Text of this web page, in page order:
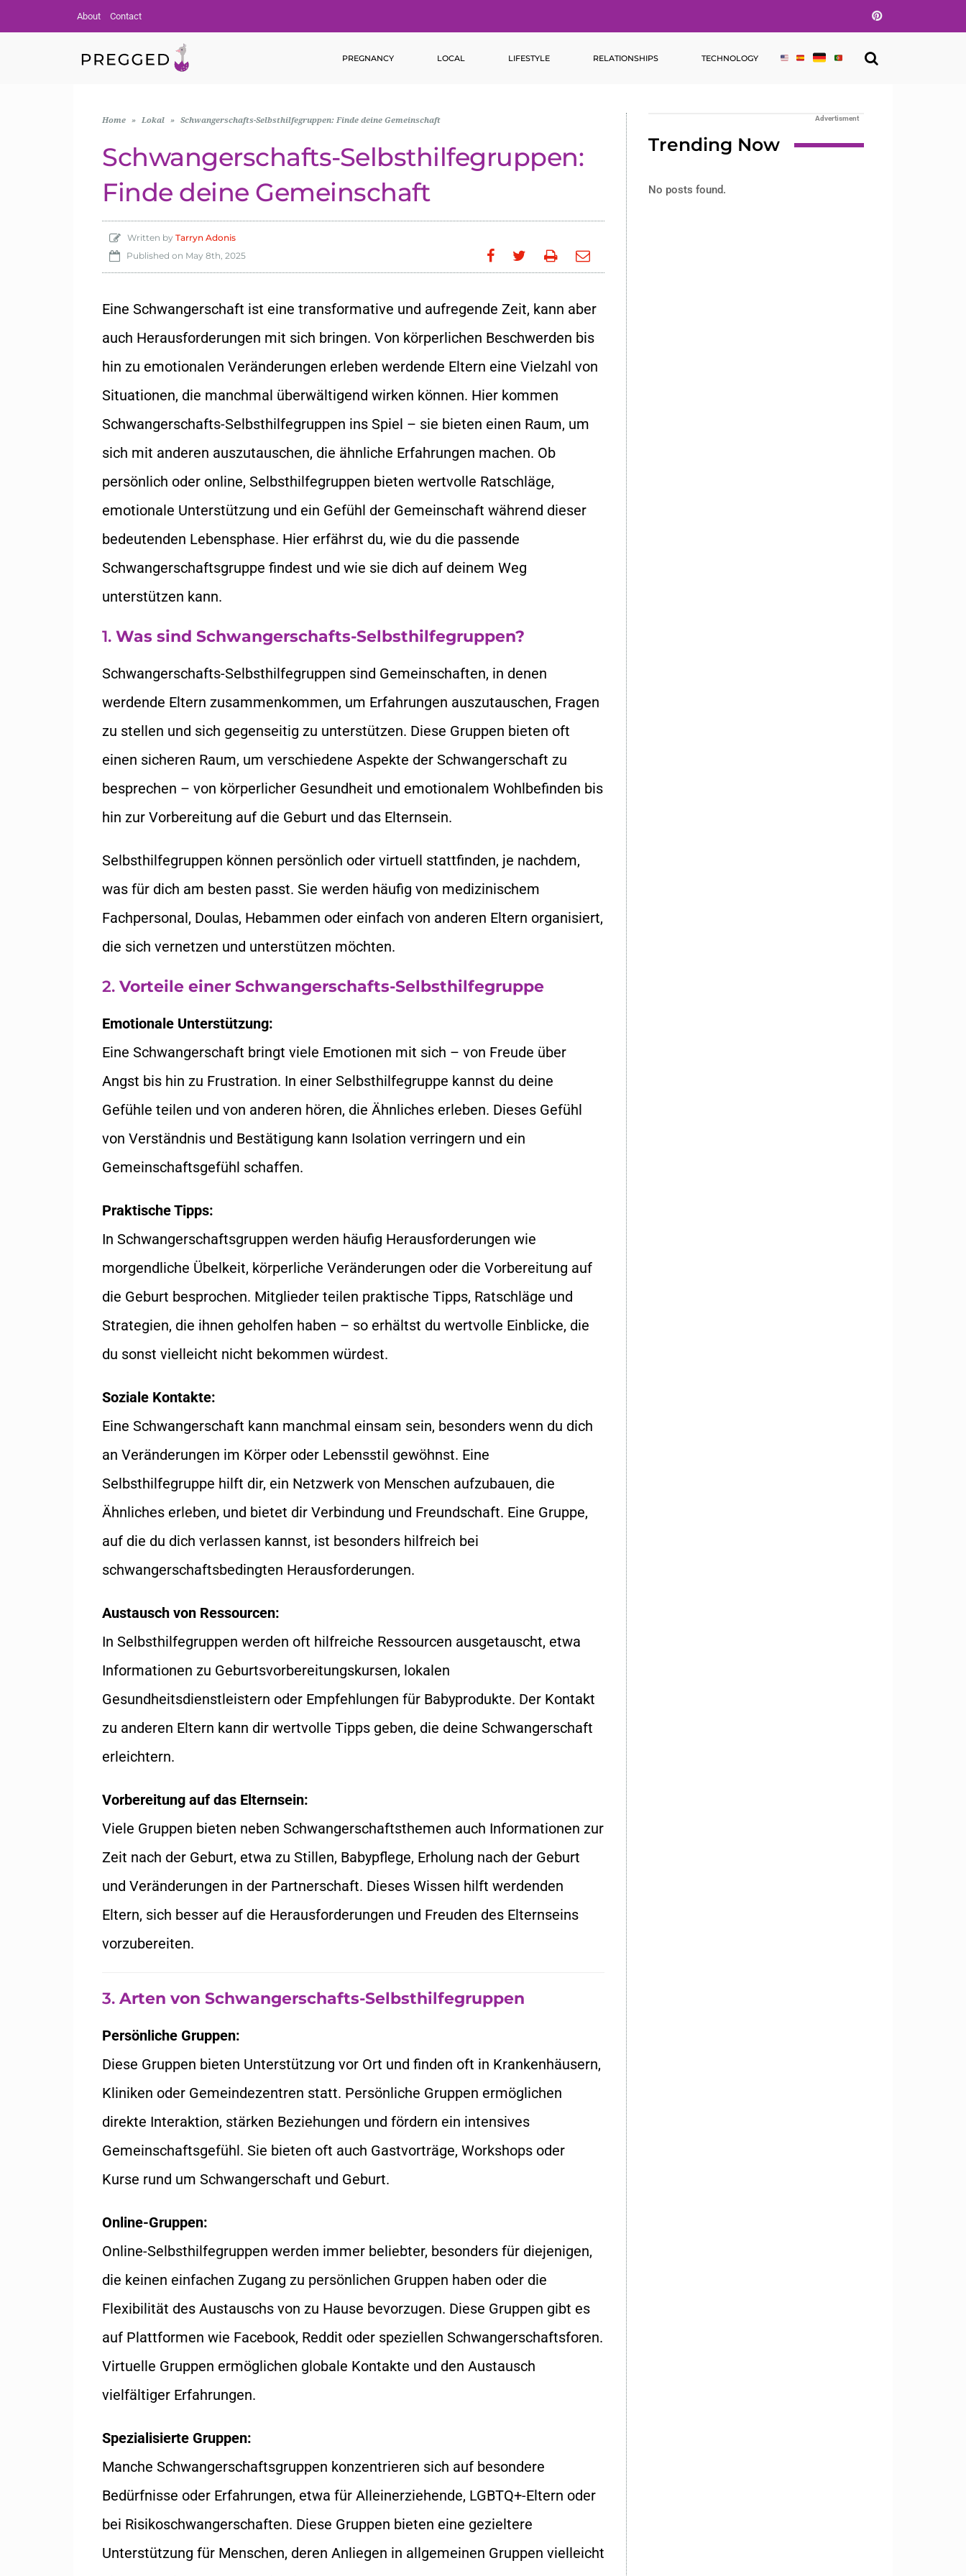
About
Contact
Pinterest
PREGNANCY LOCAL LIFESTYLE RELATIONSHIPS TECHNOLOGY
Home » Lokal » Schwangerschafts-Selbsthilfegruppen: Finde deine Gemeinschaft
Schwangerschafts-Selbsthilfegruppen:
Finde deine Gemeinschaft
Written by Tarryn Adonis
Published on May 8th, 2025
Eine Schwangerschaft ist eine transformative und aufregende Zeit, kann aber
auch Herausforderungen mit sich bringen. Von körperlichen Beschwerden bis
hin zu emotionalen Veränderungen erleben werdende Eltern eine Vielzahl von
Situationen, die manchmal überwältigend wirken können. Hier kommen
Schwangerschafts-Selbsthilfegruppen ins Spiel – sie bieten einen Raum, um
sich mit anderen auszutauschen, die ähnliche Erfahrungen machen. Ob
persönlich oder online, Selbsthilfegruppen bieten wertvolle Ratschläge,
emotionale Unterstützung und ein Gefühl der Gemeinschaft während dieser
bedeutenden Lebensphase. Hier erfährst du, wie du die passende
Schwangerschaftsgruppe findest und wie sie dich auf deinem Weg
unterstützen kann.
1. Was sind Schwangerschafts-Selbsthilfegruppen?
Schwangerschafts-Selbsthilfegruppen sind Gemeinschaften, in denen
werdende Eltern zusammenkommen, um Erfahrungen auszutauschen, Fragen
zu stellen und sich gegenseitig zu unterstützen. Diese Gruppen bieten oft
einen sicheren Raum, um verschiedene Aspekte der Schwangerschaft zu
besprechen – von körperlicher Gesundheit und emotionalem Wohlbefinden bis
hin zur Vorbereitung auf die Geburt und das Elternsein.
Selbsthilfegruppen können persönlich oder virtuell stattfinden, je nachdem,
was für dich am besten passt. Sie werden häufig von medizinischem
Fachpersonal, Doulas, Hebammen oder einfach von anderen Eltern organisiert,
die sich vernetzen und unterstützen möchten.
2. Vorteile einer Schwangerschafts-Selbsthilfegruppe
Emotionale Unterstützung:
Eine Schwangerschaft bringt viele Emotionen mit sich – von Freude über
Angst bis hin zu Frustration. In einer Selbsthilfegruppe kannst du deine
Gefühle teilen und von anderen hören, die Ähnliches erleben. Dieses Gefühl
von Verständnis und Bestätigung kann Isolation verringern und ein
Gemeinschaftsgefühl schaffen.
Praktische Tipps:
In Schwangerschaftsgruppen werden häufig Herausforderungen wie
morgendliche Übelkeit, körperliche Veränderungen oder die Vorbereitung auf
die Geburt besprochen. Mitglieder teilen praktische Tipps, Ratschläge und
Strategien, die ihnen geholfen haben – so erhältst du wertvolle Einblicke, die
du sonst vielleicht nicht bekommen würdest.
Soziale Kontakte:
Eine Schwangerschaft kann manchmal einsam sein, besonders wenn du dich
an Veränderungen im Körper oder Lebensstil gewöhnst. Eine
Selbsthilfegruppe hilft dir, ein Netzwerk von Menschen aufzubauen, die
Ähnliches erleben, und bietet dir Verbindung und Freundschaft. Eine Gruppe,
auf die du dich verlassen kannst, ist besonders hilfreich bei
schwangerschaftsbedingten Herausforderungen.
Austausch von Ressourcen:
In Selbsthilfegruppen werden oft hilfreiche Ressourcen ausgetauscht, etwa
Informationen zu Geburtsvorbereitungskursen, lokalen
Gesundheitsdienstleistern oder Empfehlungen für Babyprodukte. Der Kontakt
zu anderen Eltern kann dir wertvolle Tipps geben, die deine Schwangerschaft
erleichtern.
Vorbereitung auf das Elternsein:
Viele Gruppen bieten neben Schwangerschaftsthemen auch Informationen zur
Zeit nach der Geburt, etwa zu Stillen, Babypflege, Erholung nach der Geburt
und Veränderungen in der Partnerschaft. Dieses Wissen hilft werdenden
Eltern, sich besser auf die Herausforderungen und Freuden des Elternseins
vorzubereiten.
3. Arten von Schwangerschafts-Selbsthilfegruppen
Persönliche Gruppen:
Diese Gruppen bieten Unterstützung vor Ort und finden oft in Krankenhäusern,
Kliniken oder Gemeindezentren statt. Persönliche Gruppen ermöglichen
direkte Interaktion, stärken Beziehungen und fördern ein intensives
Gemeinschaftsgefühl. Sie bieten oft auch Gastvorträge, Workshops oder
Kurse rund um Schwangerschaft und Geburt.
Online-Gruppen:
Online-Selbsthilfegruppen werden immer beliebter, besonders für diejenigen,
die keinen einfachen Zugang zu persönlichen Gruppen haben oder die
Flexibilität des Austauschs von zu Hause bevorzugen. Diese Gruppen gibt es
auf Plattformen wie Facebook, Reddit oder speziellen Schwangerschaftsforen.
Virtuelle Gruppen ermöglichen globale Kontakte und den Austausch
vielfältiger Erfahrungen.
Spezialisierte Gruppen:
Manche Schwangerschaftsgruppen konzentrieren sich auf besondere
Bedürfnisse oder Erfahrungen, etwa für Alleinerziehende, LGBTQ+-Eltern oder
bei Risikoschwangerschaften. Diese Gruppen bieten eine gezieltere
Unterstützung für Menschen, deren Anliegen in allgemeinen Gruppen vielleicht
Advertisment
Trending Now
No posts found.